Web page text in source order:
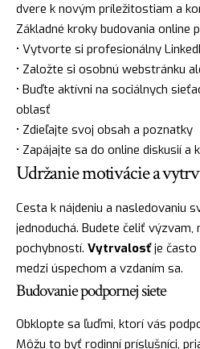
dvere k novým príležitostiam a
Základné kroky budovania online
• Vytvorte si profesionálny
• Založte si osobnú webstránku
• Buďte aktívni na sociálnych
oblasť
• Zdieľajte svoj obsah a poznatky
• Zapájajte sa do online diskusií a
Udržanie motivácie a
Cesta k nájdeniu a nasledovaniu
jednoduchá. Budete čeliť
pochybností. Vytrvalosťje často
medzi úspechom a vzdaním sa.
Budovanie podpornej siete
Obklopte sa ľuďmi, ktorí vás
Môžu to byť rodinní príslušníci,